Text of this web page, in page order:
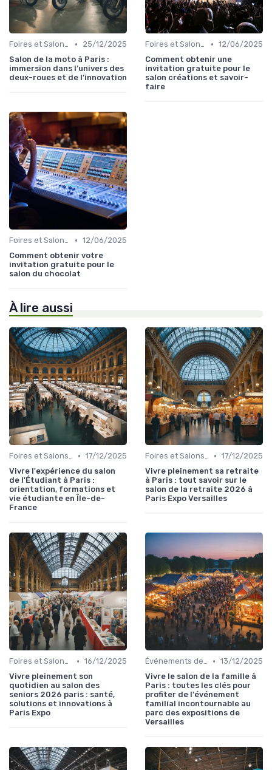
Foires et Salons Grand Public •
25/12/2025
Salon de la moto à Paris :
immersion dans l’univers des
deux-roues et de l’innovation
Foires et Salons Grand Public • 12/06/2025
Comment obtenir une
invitation gratuite pour le
salon créations et savoir-
faire
Foires et Salons Grand Public • 12/06/2025
Comment obtenir votre
invitation gratuite pour le
salon du chocolat
À lire aussi
Foires et Salons Grand Public • 17/12/2025
Vivre l'expérience du salon
de l'Étudiant à Paris :
orientation, formations et
vie étudiante en Île-de-
France
Foires et Salons Grand Public • 17/12/2025
Vivre pleinement sa retraite
à Paris : tout savoir sur le
salon de la retraite 2026 à
Paris Expo Versailles
Foires et Salons Grand Public • 16/12/2025
Vivre pleinement son
quotidien au salon des
seniors 2026 paris : santé,
solutions et innovations à
Paris Expo
Événements de Divertissement Familial • 13/12/2025
Vivre le salon de la famille à
Paris : toutes les clés pour
profiter de l'événement
familial incontournable au
parc des expositions de
Versailles